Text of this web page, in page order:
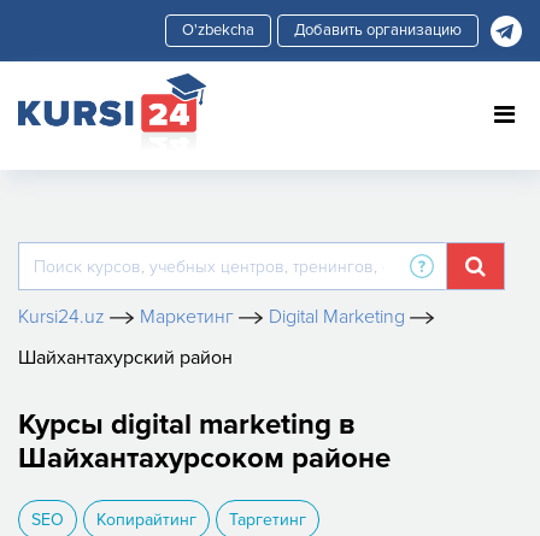
Добавить организацию
Kursi24.uz Маркетинг
Digital Marketing
Шайхантахурский район
Курсы digital marketing в
Шайхантахурсоком районе
SEO Копирайтинг Таргетинг